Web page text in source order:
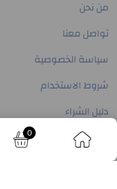
0
من نحن
تواصل معنا
سياسة الخصوصية
شروط الاستخدام
دليل الشراء